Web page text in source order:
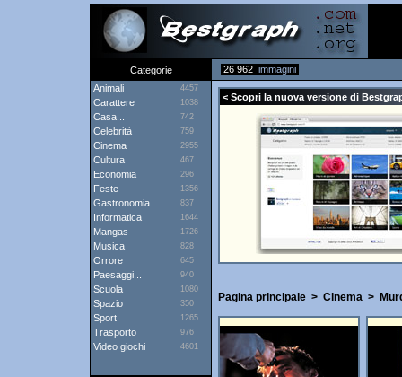
Categorie 26 962 immagini
Animali
4457
Carattere 1038
Casa... 742
Celebrità 759
Cinema 2955
Cultura 467
Economia 296
Feste 1356
Gastronomia 837
Informatica 1644
Mangas 1726
Musica 828
Orrore 645
Paesaggi... 940
Scuola 1080
Spazio 350
Sport 1265
Trasporto 976
Video giochi 4601
< Scopri la nuova versione di
Pagina principale> Cinema>